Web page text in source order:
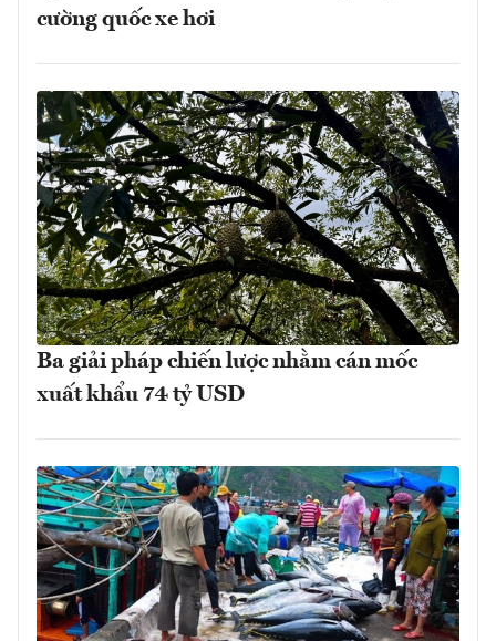
cường quốc xe hơi
Ba giải pháp chiến lược nhằm cán mốc
xuất khẩu 74 tỷ USD